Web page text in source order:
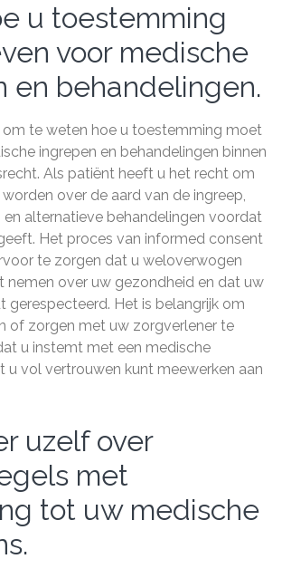
u toestemming
voor medische
en behandelingen.
om te weten hoe u toestemming moet
ingrepen en behandelingen binnen
Als patiënt heeft u het recht om
over de aard van de ingreep,
en alternatieve behandelingen voordat
Het proces van informed consent
te zorgen dat u weloverwogen
nemen over uw gezondheid en dat uw
gerespecteerd. Het is belangrijk om
of zorgen met uw zorgverlener te
u instemt met een medische
u vol vertrouwen kunt meewerken aan
uzelf over
met
tot uw medische